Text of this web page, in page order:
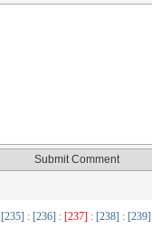
[235] : [236] : [237] : [238] : [239]